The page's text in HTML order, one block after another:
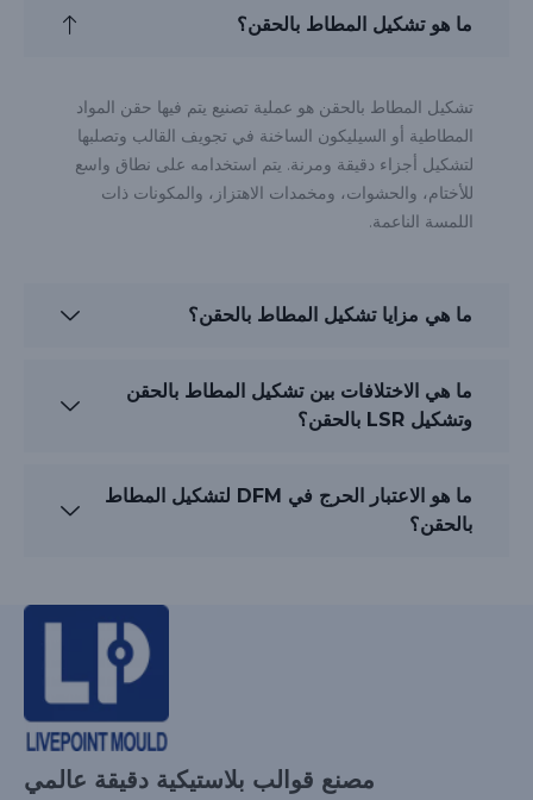
ما هو تشكيل المطاط بالحقن؟
تشكيل المطاط بالحقن هو عملية تصنيع يتم فيها حقن المواد
المطاطية أو السيليكون الساخنة في تجويف القالب وتصلبها
لتشكيل أجزاء دقيقة ومرنة. يتم استخدامه على نطاق واسع
للأختام، والحشوات، ومخمدات الاهتزاز، والمكونات ذات
اللمسة الناعمة.
ما هي مزايا تشكيل المطاط بالحقن؟
ما هي الاختلافات بين تشكيل المطاط بالحقن
وتشكيل LSR بالحقن؟
ما هو الاعتبار الحرج في DFM لتشكيل المطاط
بالحقن؟
مصنع قوالب بلاستيكية دقيقة عالمي